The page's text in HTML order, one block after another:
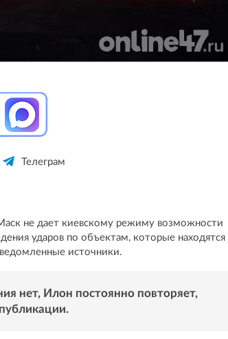
Телеграм
не дает киевскому режиму возможности
ударов по объектам, которые находятся
источники.
нет, Илон постоянно повторяет,